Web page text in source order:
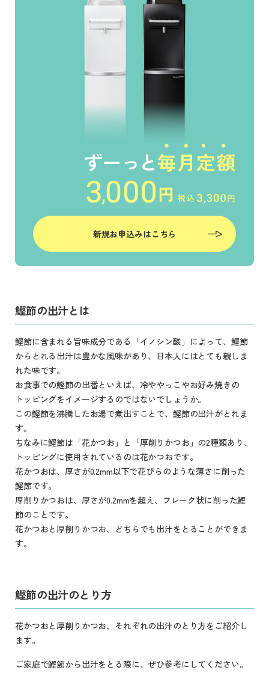
新規お申込みはこちら
鰹節の出汁とは
鰹節に含まれる旨味成分である「イノシン酸」によって、鰹節
からとれる出汁は豊かな風味があり、日本人にはとても親しま
れた味です。
お食事での鰹節の出番といえば、冷ややっこやお好み焼きの
トッピングをイメージするのではないでしょうか。
この鰹節を沸騰したお湯で煮出すことで、鰹節の出汁がとれま
す。
ちなみに鰹節は「花かつお」と「厚削りかつお」の2種類あり、
トッピングに使用されているのは花かつおです。
花かつおは、厚さが0.2mm以下で花びらのような薄さに削った
鰹節です。
厚削りかつおは、厚さが0.2mmを超え、フレーク状に削った鰹
節のことです。
花かつおと厚削りかつお、どちらでも出汁をとることができま
す。
鰹節の出汁のとり方
花かつおと厚削りかつお、それぞれの出汁のとり方をご紹介し
ます。
ご家庭で鰹節から出汁をとる際に、ぜひ参考にしてください。